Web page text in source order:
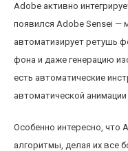
Adobe активно
появился Adobe Sensei
автоматизирует ретушь
фона и даже генерацию
есть автоматические
автоматической
Особенно интересно, что
алгоритмы, делая их все